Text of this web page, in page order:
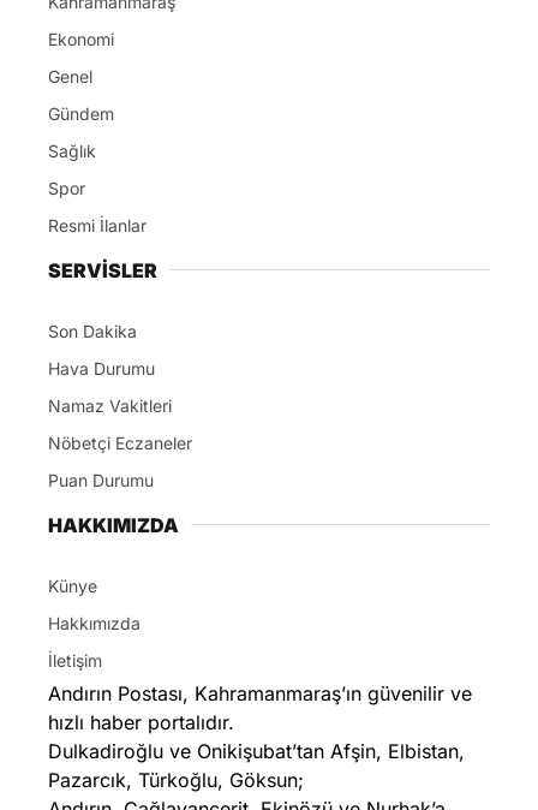
Ekonomi
Genel
Gündem
Sağlık
Spor
Resmi İlanlar
SERVİSLER
Son Dakika
Hava Durumu
Namaz Vakitleri
Nöbetçi Eczaneler
Puan Durumu
HAKKIMIZDA
Künye
Hakkımızda
İletişim
Andırın Postası, Kahramanmaraş’ın güvenilir ve
hızlı haber portalıdır.
Dulkadiroğlu ve Onikişubat’tan Afşin, Elbistan,
Pazarcık, Türkoğlu, Göksun;